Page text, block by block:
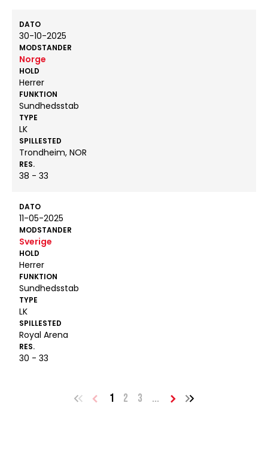
DATO
30-10-2025
MODSTANDER
Norge
HOLD
Herrer
FUNKTION
Sundhedsstab
TYPE
LK
SPILLESTED
Trondheim, NOR
RES.
38 - 33
DATO
11-05-2025
MODSTANDER
Sverige
HOLD
Herrer
FUNKTION
Sundhedsstab
TYPE
LK
SPILLESTED
Royal Arena
RES.
30 - 33
1 2 3 ...